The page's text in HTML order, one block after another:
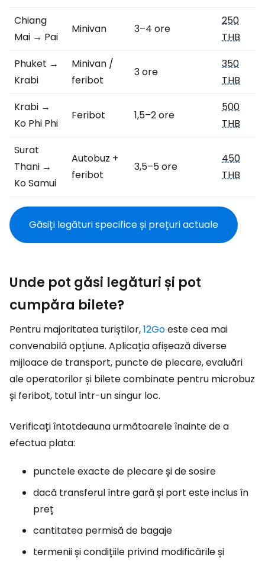
Chiang
Mai → Pai
Minivan 3–4 ore
250
THB
Phuket →
Krabi
Minivan /
feribot
3 ore
350
THB
Krabi →
Ko Phi Phi
Feribot 1,5–2 ore
500
THB
Surat
Thani →
Ko Samui
Autobuz +
feribot
3,5–5 ore
450
THB
Găsiți legături specifice și prețuri actuale
Unde pot găsi legături și pot
cumpăra bilete?
Pentru majoritatea turiștilor,12Goeste cea mai
convenabilă opțiune. Aplicația afișează diverse
mijloace de transport, puncte de plecare, evaluări
ale operatorilor și bilete combinate pentru microbuz
și feribot, totul într-un singur loc.
Verificați întotdeauna următoarele înainte de a
efectua plata:
punctele exacte de plecare și de sosire
dacă transferul între gară și port este inclus în
preț
cantitatea permisă de bagaje
termenii și condițiile privind modificările și